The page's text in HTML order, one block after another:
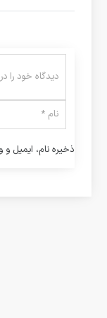
ذخیره نام، ایمیل